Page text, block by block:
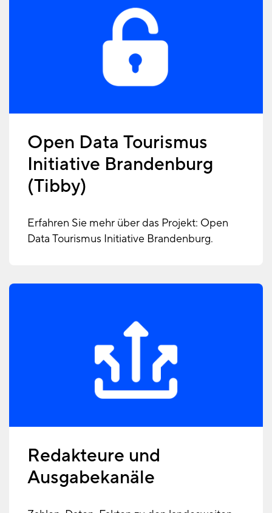
Open Data Tourismus
Initiative Brandenburg
(Tibby)
Erfahren Sie mehr über das Projekt: Open
Data Tourismus Initiative Brandenburg.
Redakteure und
Ausgabekanäle